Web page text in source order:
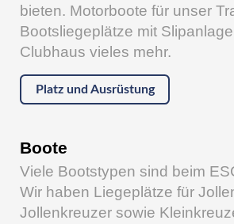
bieten. Motorboote für unser
Bootsliegeplätze mit
Clubhaus vieles mehr.
Platz und Ausrüstung
Boote
Viele Bootstypen sind beim
Wir haben Liegeplätze für
Jollenkreuzer sowie